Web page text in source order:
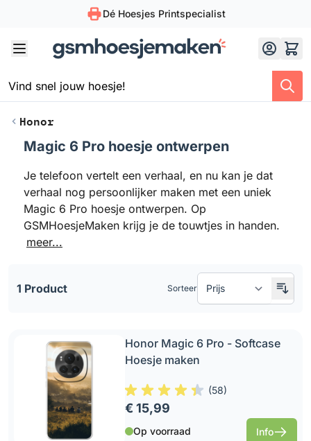
Dé Hoesjes Printspecialist
Honor
Doorgaan naar productlijst
Magic 6 Pro hoesje ontwerpen
Je telefoon vertelt een verhaal, en nu kan je dat
verhaal nog persoonlijker maken met een uniek
Magic 6 Pro hoesje ontwerpen. Op
GSMHoesjeMaken krijg je de touwtjes in handen.
meer...
1 Product Sorteer
Honor Magic 6 Pro - Softcase
Hoesje maken
(58)
€ 15,99
Op voorraad Info